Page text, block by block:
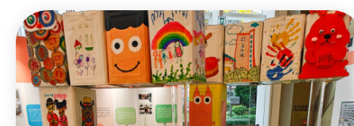
招标项目
关于我们
内地服务
教育服务
医疗衞生服务
社会企业
我们的服务
我们的伙伴